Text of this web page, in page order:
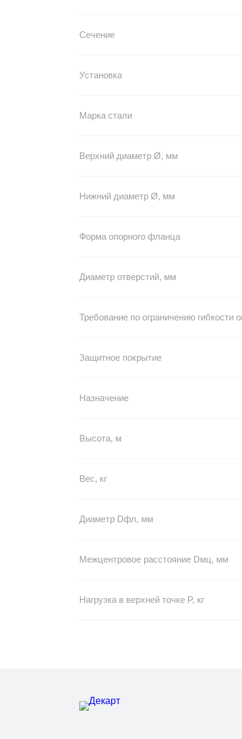
Сечение
Установка
Марка стали
Верхний диаметр Ø, мм
Нижний диаметр Ø, мм
Форма опорного фланца
Диаметр отверстий, мм
Требование по ограничению гибкости
Защитное покрытие
Назначение
Высота, м
Вес, кг
Диаметр Dфл, мм
Межцентровое расстояние Dмц, мм
Нагрузка в верхней точке P, кг